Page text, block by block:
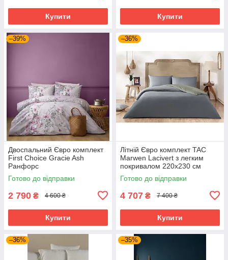
Купити Купити
–39%
Двоспальний Євро комплект
First Choice Gracie Ash
Ранфорс
Готово до відправки
2 790 ₴ 4 600 ₴
Купити
–36%
Літній Євро комплект TAC
Marwen Lacivert з легким
покривалом 220х230 см
Готово до відправки
4 707 ₴ 7 400 ₴
Купити
–36% –35%